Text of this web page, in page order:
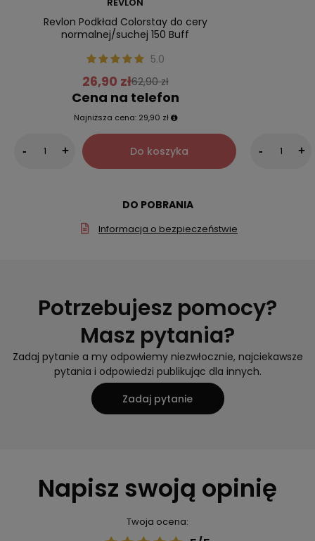
Revlon Podkład Colorstay do cery
normalnej/suchej 150 Buff
5.0
26,90 zł62,90 zł
Cena na telefon
Najniższa cena: 29,90 zł
- + Do koszyka - +
DO POBRANIA
Informacja o bezpieczeństwie
Potrzebujesz pomocy?
Masz pytania?
Zadaj pytanie a my odpowiemy niezwłocznie, najciekawsze
pytania i odpowiedzi publikując dla innych.
Zadaj pytanie
Napisz swoją opinię
Twoja ocena: